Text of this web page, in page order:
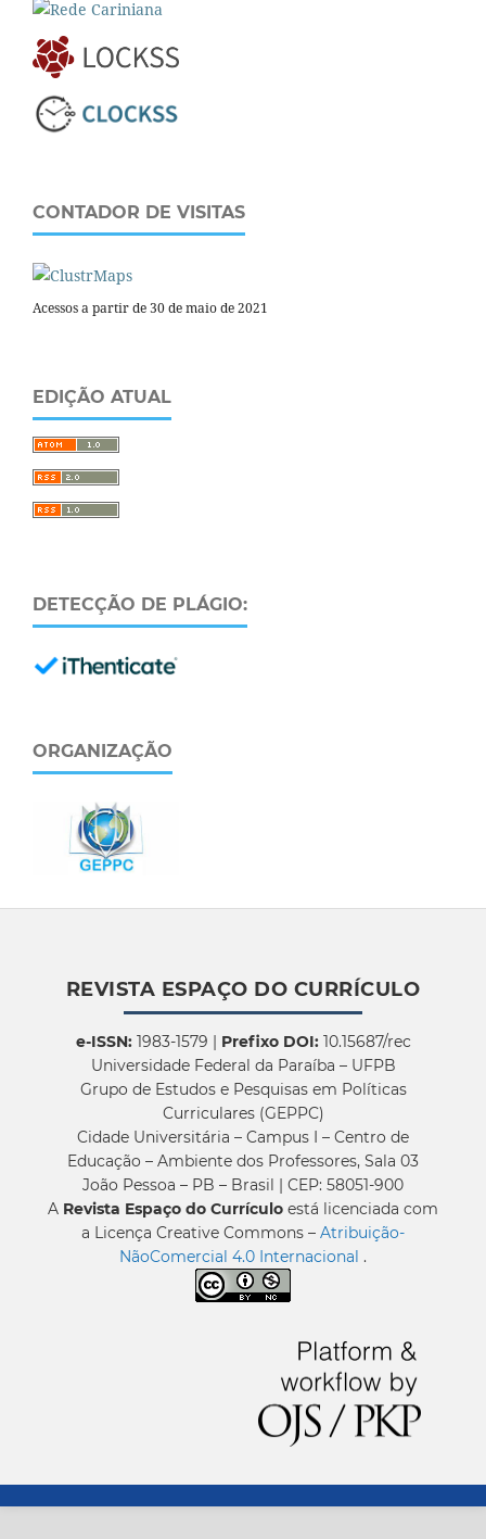
CONTADOR DE VISITAS
Acessos a partir de 30 de maio de 2021
EDIÇÃO ATUAL
DETECÇÃO DE PLÁGIO:
ORGANIZAÇÃO
REVISTA ESPAÇO DO CURRÍCULO
e-ISSN:1983-1579 | Prefixo DOI:10.15687/rec
Universidade Federal da Paraíba – UFPB
Grupo de Estudos e Pesquisas em Políticas
Curriculares (GEPPC)
Cidade Universitária – Campus I – Centro de
Educação – Ambiente dos Professores, Sala 03
João Pessoa – PB – Brasil | CEP: 58051-900
A Revista Espaço do Currículo está licenciada com
a Licença Creative Commons – Atribuição-
NãoComercial 4.0 Internacional .